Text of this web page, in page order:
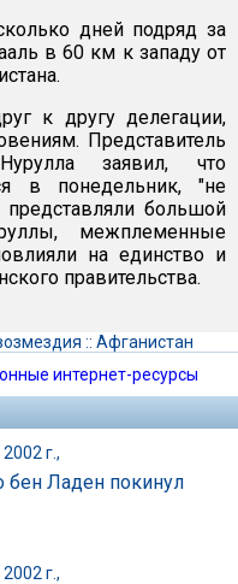
дней подряд за
в 60 км к западу от
к другу делегации,
Представитель
заявил, что
в понедельник, "не
большой
межплеменные
на единство и
правительства.
:: Афганистан
интернет-ресурсы
г.,
бен Ладен покинул
г.,